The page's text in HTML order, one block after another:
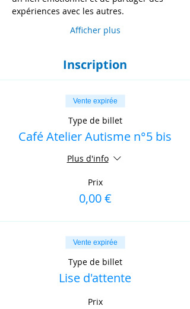
expériences avec les autres.
Afficher plus
Inscription
Vente expirée
Type de billet
Café Atelier Autisme n°5 bis
Plus d'info
Prix
0,00 €
Vente expirée
Type de billet
Lise d'attente
Prix